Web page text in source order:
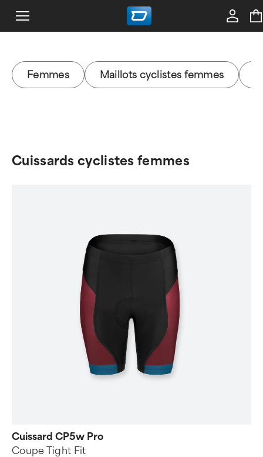
Femmes Maillots cyclistes femmes
Cuissards cyclistes femmes
Cuissard CP5w Pro
Coupe Tight Fit